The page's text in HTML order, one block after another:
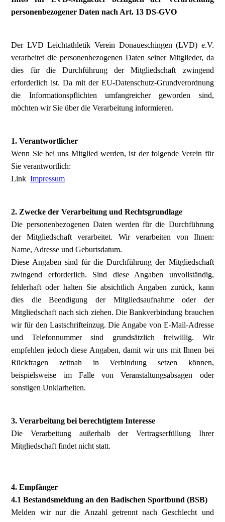
personenbezogener Daten nach Art. 13 DS-GVO
Der LVD Leichtathletik Verein Donaueschingen (LVD) e.V.
verarbeitet die personenbezogenen Daten seiner Mitglieder, da
dies für die Durchführung der Mitgliedschaft zwingend
erforderlich ist. Da mit der EU-Datenschutz-Grundverordnung
die Informationspflichten umfangreicher geworden sind,
möchten wir Sie über die Verarbeitung informieren.
1. Verantwortlicher
Wenn Sie bei uns Mitglied werden, ist der folgende Verein für
Sie verantwortlich:
LinkImpressum
2. Zwecke der Verarbeitung und Rechtsgrundlage
Die personenbezogenen Daten werden für die Durchführung
der Mitgliedschaft verarbeitet. Wir verarbeiten von Ihnen:
Name, Adresse und Geburtsdatum.
Diese Angaben sind für die Durchführung der Mitgliedschaft
zwingend erforderlich. Sind diese Angaben unvollständig,
fehlerhaft oder halten Sie absichtlich Angaben zurück, kann
dies die Beendigung der Mitgliedsaufnahme oder der
Mitgliedschaft nach sich ziehen. Die Bankverbindung brauchen
wir für den Lastschrifteinzug. Die Angabe von E-Mail-Adresse
und Telefonnummer sind grundsätzlich freiwillig. Wir
empfehlen jedoch diese Angaben, damit wir uns mit Ihnen bei
Rückfragen zeitnah in Verbindung setzen können,
beispielsweise im Falle von Veranstaltungsabsagen oder
sonstigen Unklarheiten.
3. Verarbeitung bei berechtigtem Interesse
Die Verarbeitung außerhalb der Vertragserfüllung Ihrer
Mitgliedschaft findet nicht statt.
4. Empfänger
4.1 Bestandsmeldung an den Badischen Sportbund (BSB)
Melden wir nur die Anzahl getrennt nach Geschlecht und